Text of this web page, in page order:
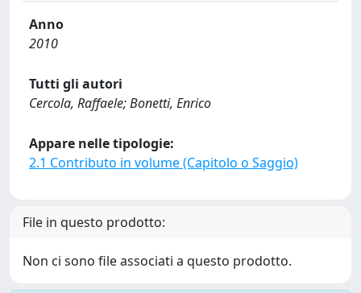
Anno
2010
Tutti gli autori
Cercola, Raffaele; Bonetti, Enrico
Appare nelle tipologie:
2.1 Contributo in volume (Capitolo o Saggio)
File in questo prodotto:
Non ci sono file associati a questo prodotto.